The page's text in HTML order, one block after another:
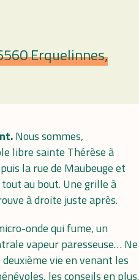
Erquelinnes,
Nous sommes,
libre sainte Thérèse à
la rue de Maubeuge et
au bout. Une grille à
à droite juste après.
onde qui fume, un
vapeur paresseuse… Ne
vie en venant les
les conseils en plus.